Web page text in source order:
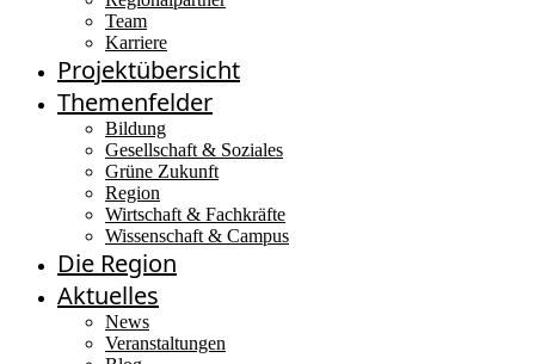
Team
Karriere
Projektübersicht
Themenfelder
Bildung
Gesellschaft & Soziales
Grüne Zukunft
Region
Wirtschaft & Fachkräfte
Wissenschaft & Campus
Die Region
Aktuelles
News
Veranstaltungen